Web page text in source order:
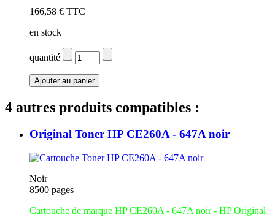
166,58 € TTC
en stock
quantité
4 autres produits compatibles :
Original Toner HP CE260A - 647A noir
Noir
8500 pages
Cartouche de marque HP CE260A - 647A noir - HP Original